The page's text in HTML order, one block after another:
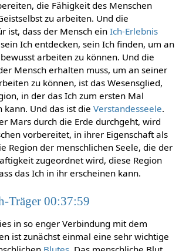
die Fähigkeit des Menschen
zu arbeiten. Und die
ist, dass der Mensch ein Ich-Erlebnis
Ich entdecken, sein Ich finden, um an
arbeiten zu können. Und die
Mensch erhalten muss, um an seiner
zu können, ist das Wesensglied,
in der das Ich zum ersten Mal
kann. Und das ist die Verstandesseele.
Mars durch die Erde durchgeht, wird
vorbereitet, in ihrer Eigenschaft als
Region der menschlichen Seele, die der
zugeordnet wird, diese Region
das Ich in ihr erscheinen kann.
Träger 00:37:59
in so enger Verbindung mit dem
ist zunächst einmal eine sehr wichtige